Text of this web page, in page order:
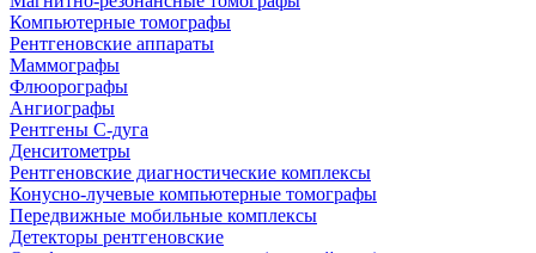
Компьютерные томографы
Рентгеновские аппараты
Маммографы
Флюорографы
Ангиографы
Рентгены С-дуга
Денситометры
Рентгеновские диагностические комплексы
Конусно-лучевые компьютерные томографы
Передвижные мобильные комплексы
Детекторы рентгеновские